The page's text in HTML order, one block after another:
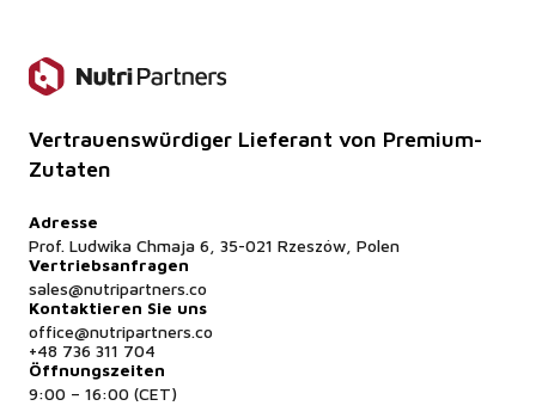
Vertrauenswürdiger Lieferant von Premium-
Zutaten
Adresse
Prof. Ludwika Chmaja 6, 35-021 Rzeszów, Polen
Vertriebsanfragen
sales@nutripartners.co
Kontaktieren Sie uns
office@nutripartners.co
+48 736 311 704
Öffnungszeiten
9:00 – 16:00 (CET)